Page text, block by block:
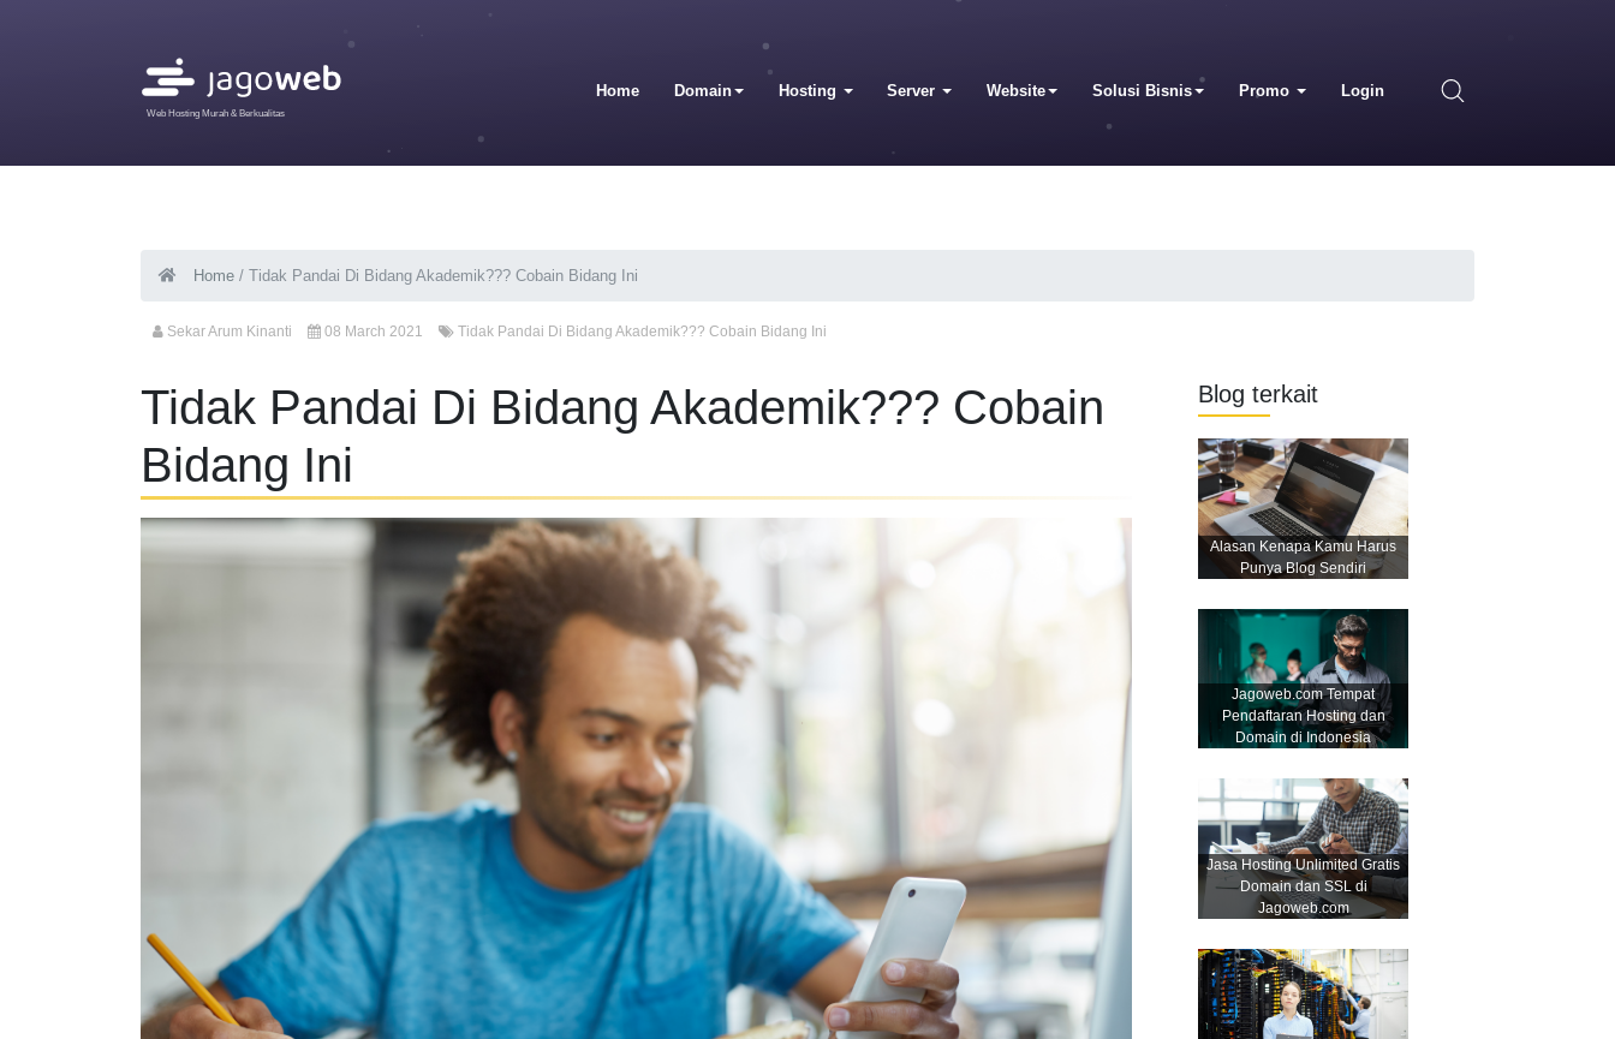
Web Hosting Murah & Berkualitas
Home Domain Hosting Server Website Solusi Bisnis Promo Login
Home / Tidak Pandai Di Bidang Akademik??? Cobain Bidang Ini
Sekar Arum Kinanti 08 March 2021 Tidak Pandai Di Bidang Akademik??? Cobain Bidang Ini
Tidak Pandai Di Bidang Akademik??? Cobain
Bidang Ini
Blog terkait
Alasan Kenapa Kamu Harus
Punya Blog Sendiri
Jagoweb.com Tempat
Pendaftaran Hosting dan
Domain di Indonesia
Jasa Hosting Unlimited Gratis
Domain dan SSL di
Jagoweb.com